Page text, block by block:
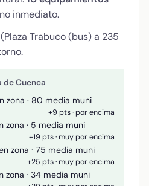
inmediato.
Trabuco (bus) a 235
de Cuenca
zona · 80 media muni
+9 pts · por encima
zona · 5 media muni
+19 pts · muy por encima
zona · 75 media muni
+25 pts · muy por encima
zona · 34 media muni